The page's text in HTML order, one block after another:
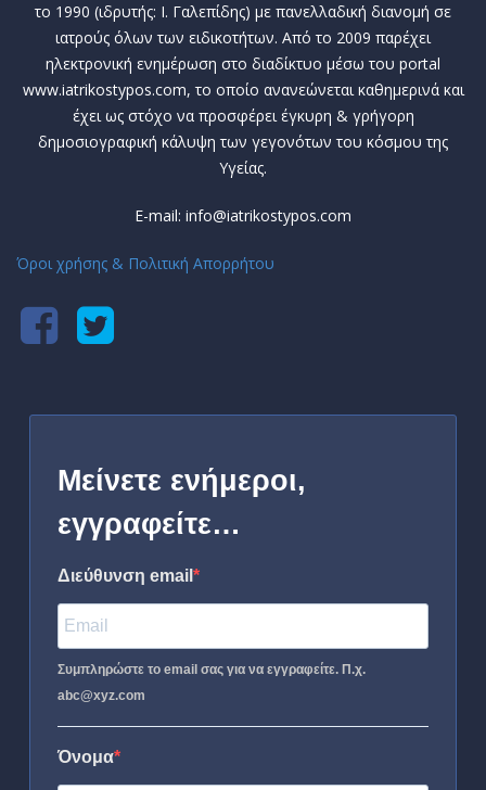
το 1990 (ιδρυτής: Ι. Γαλεπίδης) με πανελλαδική διανομή σε
ιατρούς όλων των ειδικοτήτων. Από το 2009 παρέχει
ηλεκτρονική ενημέρωση στο διαδίκτυο μέσω του portal
www.iatrikostypos.com, το οποίο ανανεώνεται καθημερινά και
έχει ως στόχο να προσφέρει έγκυρη & γρήγορη
δημοσιογραφική κάλυψη των γεγονότων του κόσμου της
Υγείας.
E-mail: info@iatrikostypos.com
Όροι χρήσης & Πολιτική Απορρήτου
Μείνετε ενήμεροι,
εγγραφείτε…
Διεύθυνση email
Συμπληρώστε το email σας για να εγγραφείτε. Π.χ.
abc@xyz.com
Όνομα